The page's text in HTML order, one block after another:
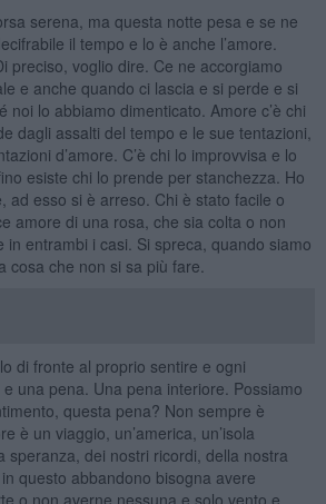
serena, ma questa notte pesa e se ne
il tempo e lo è anche l’amore.
preciso, voglio dire. Ce ne accorgiamo
e anche quando ci lascia e si perde e si
noi lo abbiamo dimenticato. Amore c’è chi
dagli assalti del tempo e le sue tentazioni,
d’amore. C’è chi lo improvvisa e lo
esiste chi lo prende per stanchezza. Ho
ad esso si è arreso. Chi è stato facile o
amore di una rosa, che sia colta o non
in entrambi i casi. Si spreca, quando siamo
cosa che non si sa più fare.
di fronte al proprio sentire e ogni
una pena. Una pena interiore. Possiamo
questa pena? Non sempre è
è un viaggio, un’america, un’isola
speranza, dei nostri ricordi, della nostra
questo abbandono bisogna avere
o non averne nessuna e solo vento e